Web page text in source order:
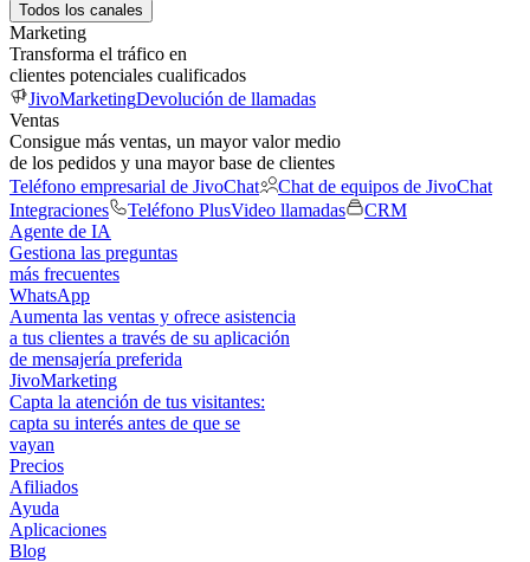
Todos los canales
Marketing
Transforma el tráfico en
clientes potenciales cualificados
JivoMarketingDevolución de llamadas
Ventas
Consigue más ventas, un mayor valor medio
de los pedidos y una mayor base de clientes
Teléfono empresarial de JivoChat
Chat de equipos de JivoChat
Integraciones
Teléfono PlusVideo llamadas
CRM
Agente de IA
Gestiona las preguntas
más frecuentes
WhatsApp
Aumenta las ventas y ofrece asistencia
a tus clientes a través de su aplicación
de mensajería preferida
JivoMarketing
Capta la atención de tus visitantes:
capta su interés antes de que se
vayan
Precios
Afiliados
Ayuda
Aplicaciones
Blog